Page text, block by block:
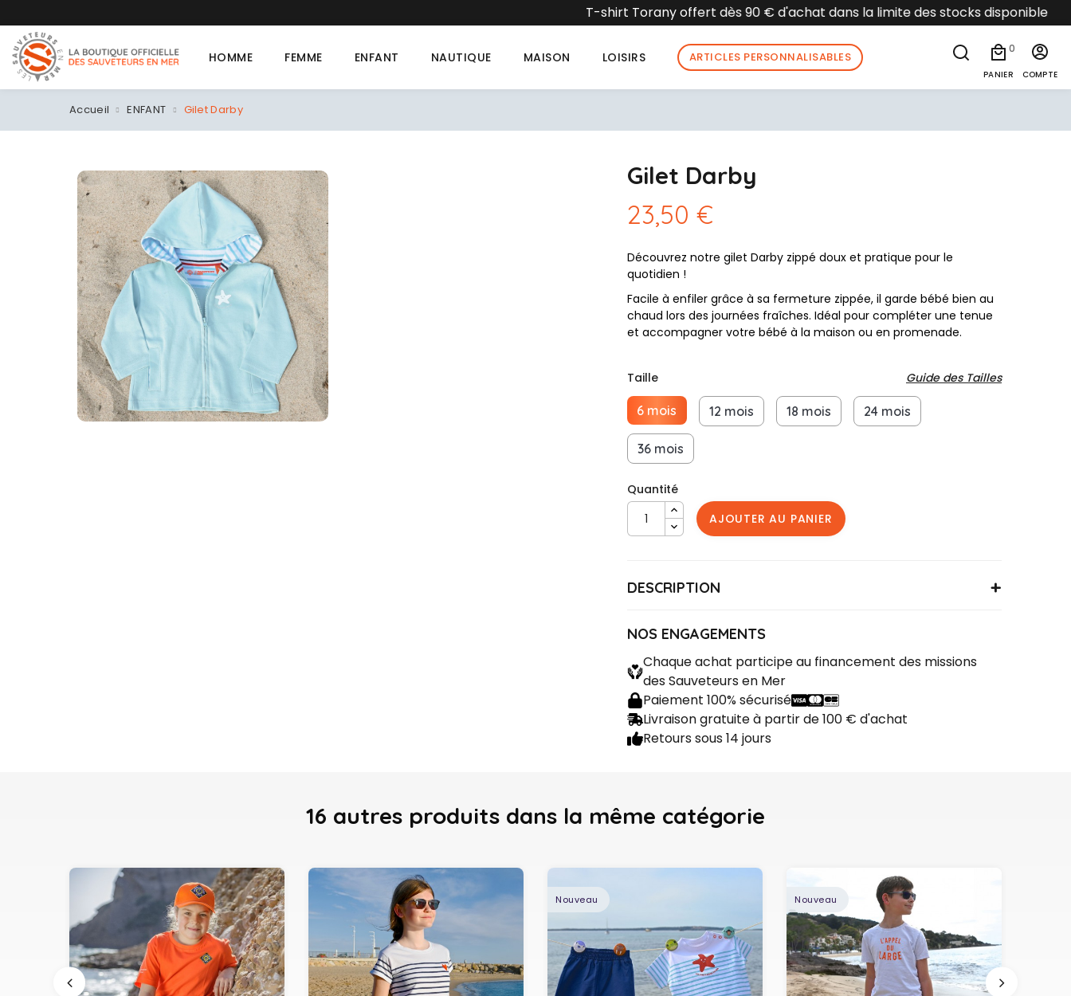
T-shirt Torany offert dès 90 € d'achat dans la limite des stocks disponible
HOMME FEMME ENFANT NAUTIQUE MAISON LOISIRS ARTICLES PERSONNALISABLES
0
PANIER COMPTE
Accueil ENFANT Gilet Darby
Gilet Darby
23,50 €
Découvrez notre gilet Darby zippé doux et pratique pour le
quotidien !
Facile à enfiler grâce à sa fermeture zippée, il garde bébé bien au
chaud lors des journées fraîches. Idéal pour compléter une tenue
et accompagner votre bébé à la maison ou en promenade.
Taille Guide des Tailles
6 mois 12 mois 18 mois 24 mois
36 mois
Quantité
AJOUTER AU PANIER
DESCRIPTION
Matière : 100% coton
NOS ENGAGEMENTS
Chaque achat participe au financement des missions
des Sauveteurs en Mer
Paiement 100% sécurisé
Livraison gratuite à partir de 100 € d'achat
Retours sous 14 jours
16 autres produits dans la même catégorie
Nouveau Nouveau